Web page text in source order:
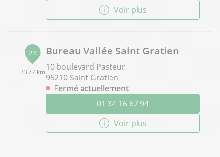
Voir plus
23
33.77 km
Bureau Vallée Saint Gratien
10 boulevard Pasteur
95210 Saint Gratien
Fermé actuellement
01 34 16 67 94
Voir plus